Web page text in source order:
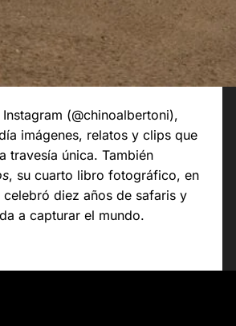
(@chinoalbertoni),
imágenes, relatos y clips que
travesía única. También
, su cuarto libro fotográfico, en
celebró diez años de safaris y
a capturar el mundo.